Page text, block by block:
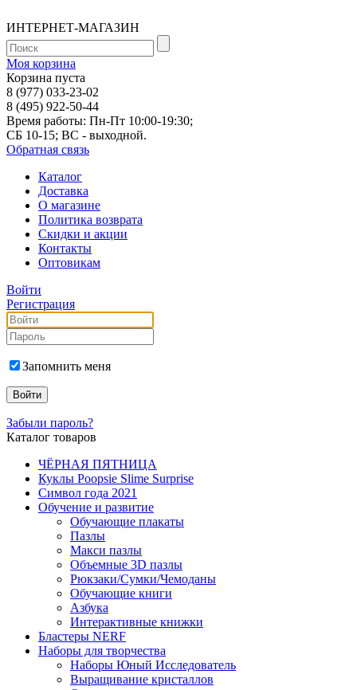
ИНТЕРНЕТ-МАГАЗИН
Моя корзина
Корзина пуста
8 (977) 033-23-02
8 (495) 922-50-44
Время работы: Пн-Пт 10:00-19:30;
СБ 10-15; ВС - выходной.
Обратная связь
Каталог
Доставка
О магазине
Политика возврата
Скидки и акции
Контакты
Оптовикам
Войти
Регистрация
Запомнить меня
Забыли пароль?
Каталог товаров
ЧЁРНАЯ ПЯТНИЦА
Куклы Poopsie Slime Surprise
Символ года 2021
Обучение и развитие
Обучающие плакаты
Пазлы
Макси пазлы
Объемные 3D пазлы
Рюкзаки/Сумки/Чемоданы
Обучающие книги
Азбука
Интерактивные книжки
Бластеры NERF
Наборы для творчества
Наборы Юный Исследователь
Выращивание кристаллов